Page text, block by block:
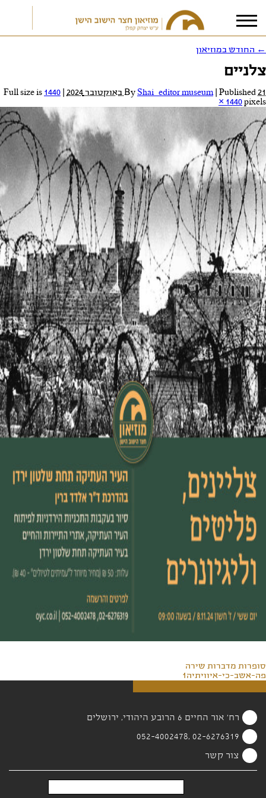
אני מאשר/ת את
← החודש במוזיאון
צלניים
By Shai_editor museum Published21 באוקטובר 2024
1440
× 1440pixels
סופרות מדברות שירה
פה-אשב-כי-איוויתיה1
רח' אור החיים 6 הרובע היהודי, ירושלים
02-6276319 ,052-4002478
צור קשר